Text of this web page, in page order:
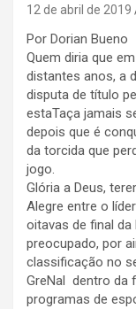
12 de abril de 2019
Por Dorian Bueno
Quem diria que
distantes anos, a
disputa de título
estaTaça jamais
depois que é
da torcida que
jogo.
Glória a Deus,
Alegre entre o
oitavas de final
preocupado, por
classificação no
GreNal dentro da
programas de